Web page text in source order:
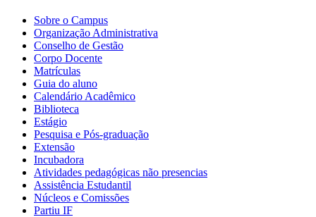
Sobre o Campus
Organização Administrativa
Conselho de Gestão
Corpo Docente
Matrículas
Guia do aluno
Calendário Acadêmico
Biblioteca
Estágio
Pesquisa e Pós-graduação
Extensão
Incubadora
Atividades pedagógicas não presencias
Assistência Estudantil
Núcleos e Comissões
Partiu IF